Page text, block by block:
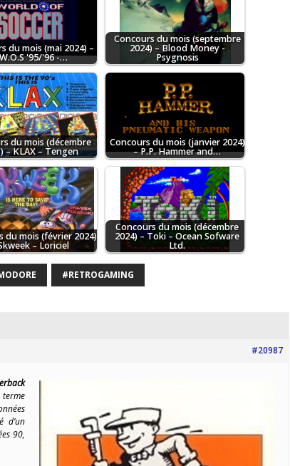
du mois (mai 2024) –
'95/'96 -…
Concours du mois (septembre
2024) – Blood Money -
Psygnosis
du mois (décembre
– KLAX – Tengen
Concours du mois (janvier 2024)
– P.P. Hammer and…
du mois (février 2024)
– Loriciel
Concours du mois (décembre
2024) – Toki – Ocean Sofware
Ltd.
#RETROGAMING
#20987
d’un
90,